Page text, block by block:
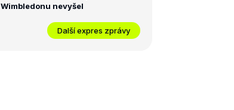
Wimbledonu nevyšel
Další expres zprávy